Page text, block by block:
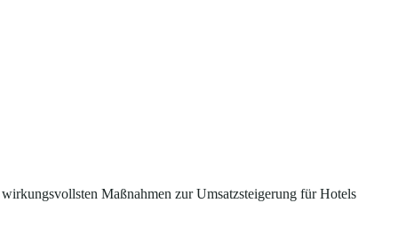
Maßnahmen zur Umsatzsteigerung für Hotels